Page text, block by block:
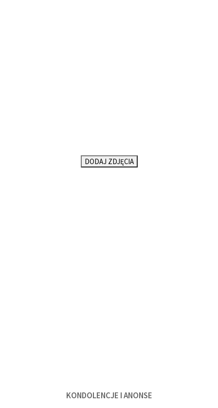
DODAJ ZDJĘCIA
KONDOLENCJE I ANONSE